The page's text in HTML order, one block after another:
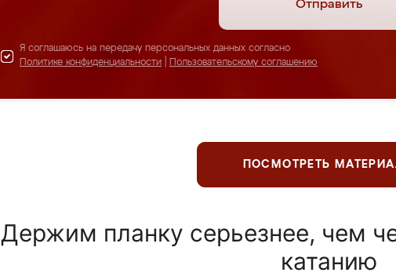
Отправить
Я соглашаюсь на передачу персональных данных согласно
Политике конфиденциальности
Пользовательскому соглашению
ПОСМОТРЕТЬ
Держим планку серьезнее, чем
катанию